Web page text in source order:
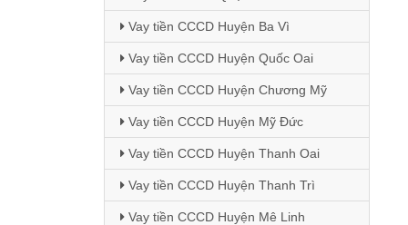
Vay tiền CCCD Huyện Ba Vì
Vay tiền CCCD Huyện Quốc Oai
Vay tiền CCCD Huyện Chương Mỹ
Vay tiền CCCD Huyện Mỹ Đức
Vay tiền CCCD Huyện Thanh Oai
Vay tiền CCCD Huyện Thanh Trì
Vay tiền CCCD Huyện Mê Linh